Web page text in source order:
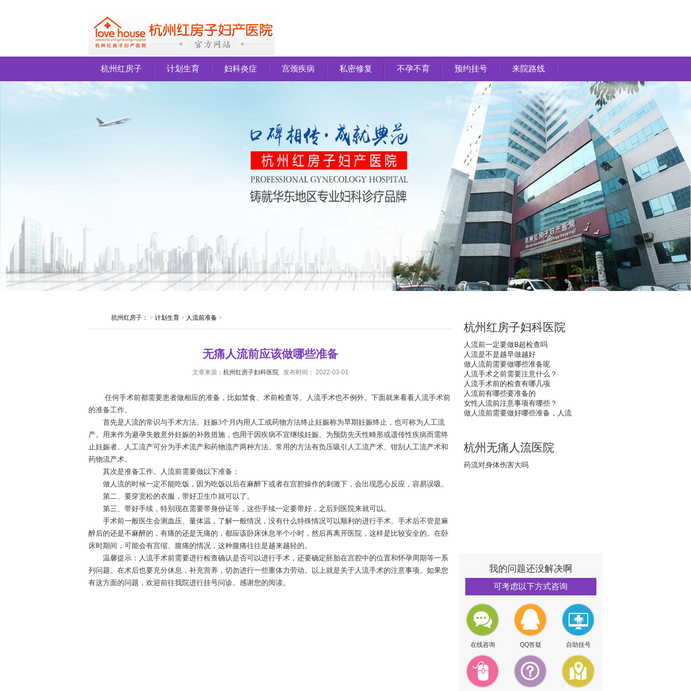
杭州红房子 计划生育 妇科炎症 宫颈疾病 私密修复 不孕不育 预约挂号 来院路线
杭州红房子： > 计划生育 > 人流前准备 >
无痛人流前应该做哪些准备
文章来源： 杭州红房子妇科医院 发布时间： 2022-03-01
任何手术前都需要患者做相应的准备，比如禁食、术前检查等。人流手术也不例外。下面就来看看人流手术前
的准备工作。
首先是人流的常识与手术方法。妊娠3个月内用人工或药物方法终止妊娠称为早期妊娠终止，也可称为人工流
产。用来作为避孕失败意外妊娠的补救措施，也用于因疾病不宜继续妊娠、为预防先天性畸形或遗传性疾病而需终
止妊娠者。人工流产可分为手术流产和药物流产两种方法。常用的方法有负压吸引人工流产术、钳刮人工流产术和
药物流产术。
其次是准备工作。人流前需要做以下准备：
做人流的时候一定不能吃饭，因为吃饭以后在麻醉下或者在宫腔操作的刺激下，会出现恶心反应，容易误吸。
第二、要穿宽松的衣服，带好卫生巾就可以了。
第三、带好手续，特别现在需要带身份证等，这些手续一定要带好，之后到医院来就可以。
手术前一般医生会测血压、量体温，了解一般情况，没有什么特殊情况可以顺利的进行手术。手术后不管是麻
醉后的还是不麻醉的，有痛的还是无痛的，都应该卧床休息半个小时，然后再离开医院，这样是比较安全的。在卧
床时期间，可能会有宫缩、腹痛的情况，这种腹痛往往是越来越轻的。
温馨提示：人流手术前需要进行检查确认是否可以进行手术，还要确定胚胎在宫腔中的位置和怀孕周期等一系
列问题。在术后也要充分休息，补充营养，切勿进行一些重体力劳动。以上就是关于人流手术的注意事项。如果您
有这方面的问题，欢迎前往我院进行挂号问诊。感谢您的阅读。
杭州红房子妇科医院
人流前一定要做B超检查吗
人流是不是越早做越好
做人流前需要做哪些准备呢
人流手术之前需要注意什么？
人流手术前的检查有哪几项
人流前有哪些要准备的
女性人流前注意事项有哪些？
做人流前需要做好哪些准备，人流
杭州无痛人流医院
药流对身体伤害大吗
我的问题还没解决啊
可考虑以下方式咨询
在线咨询 QQ答疑 自助挂号